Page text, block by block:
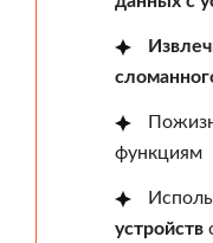
функциям
устройств